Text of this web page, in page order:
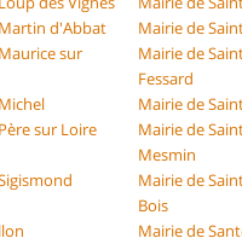
d'Abbat
Mairie de
sur
Mairie de
Fessard
Mairie de
sur Loire
Mairie de
Mesmin
Mairie de
Bois
Mairie de